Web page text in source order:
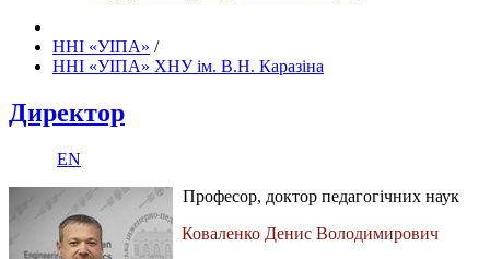
ННІ «УІПА» /
ННІ «УІПА» ХНУ ім. В.Н. Каразіна
Директор
EN
Професор, доктор педагогічних наук
Коваленко Денис Володимирович